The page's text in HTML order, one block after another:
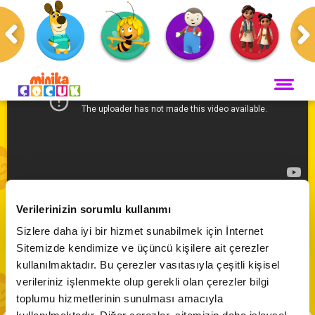
Verilerinizin sorumlu kullanımı
Sizlere daha iyi bir hizmet sunabilmek için İnternet
Sitemizde kendimize ve üçüncü kişilere ait çerezler
kullanılmaktadır. Bu çerezler vasıtasıyla çeşitli kişisel
verileriniz işlenmekte olup gerekli olan çerezler bilgi
toplumu hizmetlerinin sunulması amacıyla
Maceracı Yüzgeçler
Bi' Adada Bi' Arada
Arı Maya
Çupi
Akika ve Sahara
VİDEO
CANLI YAYIN
Anasayfa
Kuzugiller | 68. Bölüm
Abone Ol